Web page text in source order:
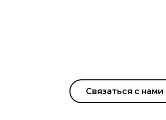
Связаться с нами